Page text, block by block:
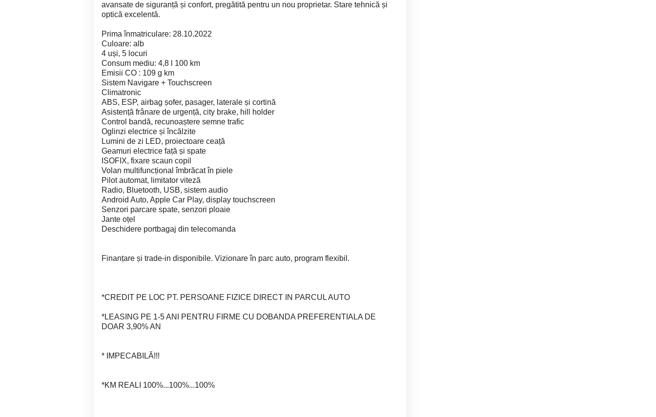
avansate de siguranță și confort, pregătită pentru un nou proprietar. Stare tehnică și
optică excelentă.
Prima înmatriculare: 28.10.2022
Culoare: alb
4 uși, 5 locuri
Consum mediu: 4,8 l 100 km
Emisii CO : 109 g km
Sistem Navigare + Touchscreen
Climatronic
ABS, ESP, airbag șofer, pasager, laterale și cortină
Asistență frânare de urgență, city brake, hill holder
Control bandă, recunoaștere semne trafic
Oglinzi electrice și încălzite
Lumini de zi LED, proiectoare ceață
Geamuri electrice față și spate
ISOFIX, fixare scaun copil
Volan multifuncțional îmbrăcat în piele
Pilot automat, limitator viteză
Radio, Bluetooth, USB, sistem audio
Android Auto, Apple Car Play, display touchscreen
Senzori parcare spate, senzori ploaie
Jante oțel
Deschidere portbagaj din telecomanda
Finanțare și trade-in disponibile. Vizionare în parc auto, program flexibil.
*CREDIT PE LOC PT. PERSOANE FIZICE DIRECT IN PARCUL AUTO
*LEASING PE 1-5 ANI PENTRU FIRME CU DOBANDA PREFERENTIALA DE
DOAR 3,90% AN
* IMPECABILĂ!!!
*KM REALI 100%...100%...100%